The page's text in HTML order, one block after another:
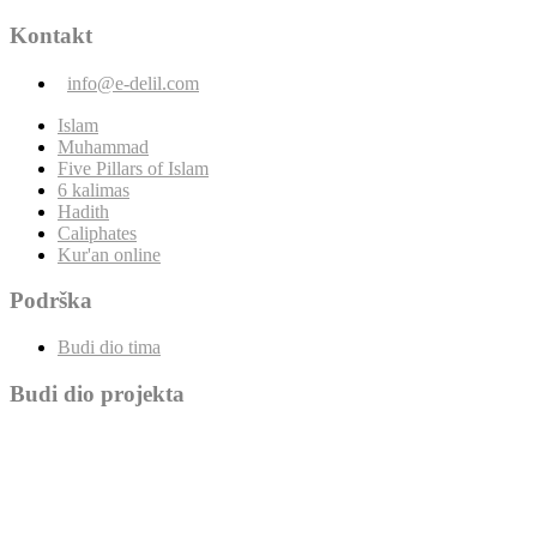
Kontakt
info@e-delil.com
Islam
Muhammad
Five Pillars of Islam
6 kalimas
Hadith
Caliphates
Kur'an online
Podrška
Budi dio tima
Budi dio projekta